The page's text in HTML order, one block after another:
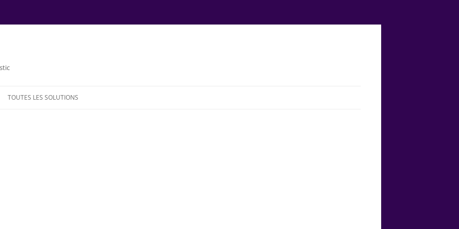
TOUTES LES SOLUTIONS